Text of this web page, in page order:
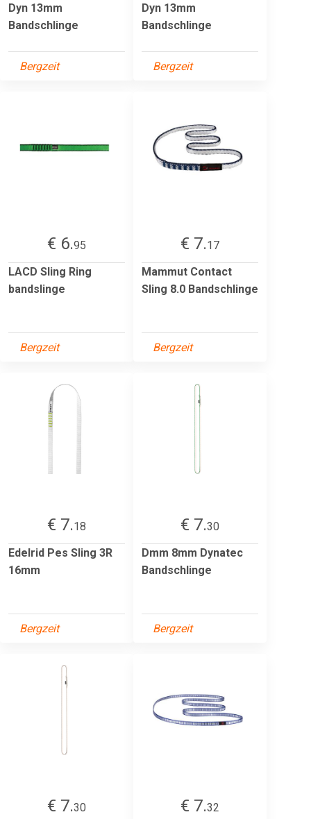
Dyn 13mm
Bandschlinge
Bergzeit
Dyn 13mm
Bandschlinge
Bergzeit
€ 6.95
LACD Sling Ring
bandslinge
Bergzeit
€ 7.17
Mammut Contact
Sling 8.0 Bandschlinge
Bergzeit
€ 7.18
Edelrid Pes Sling 3R
16mm
Bergzeit
€ 7.30
Dmm 8mm Dynatec
Bandschlinge
Bergzeit
€ 7.30
€ 7.32